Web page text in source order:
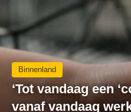
Binnenland
‘Tot vandaag een
vanaf vandaag